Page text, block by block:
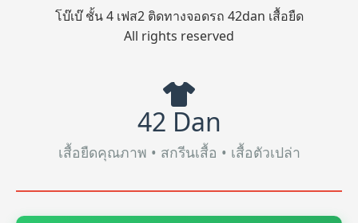
โบ๊เบ๊ ชั้น 4 เฟส2 ติดทางจอดรถ 42dan เสื้อยืด
All rights reserved
42 Dan
เสื้อยืดคุณภาพ • สกรีนเสื้อ • เสื้อตัวเปล่า